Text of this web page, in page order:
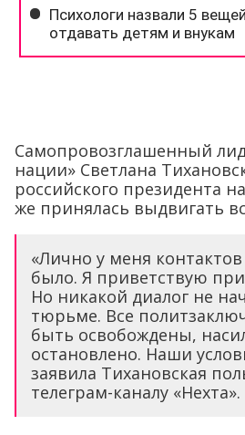
Самопровозглашенный
нации» Светлана
российского президента
же принялась выдвигать
«Лично у меня
было. Я приветствую
Но никакой диалог не
тюрьме. Все
быть освобождены,
остановлено. Наши
заявила Тихановская
телеграм-каналу «Нехта».